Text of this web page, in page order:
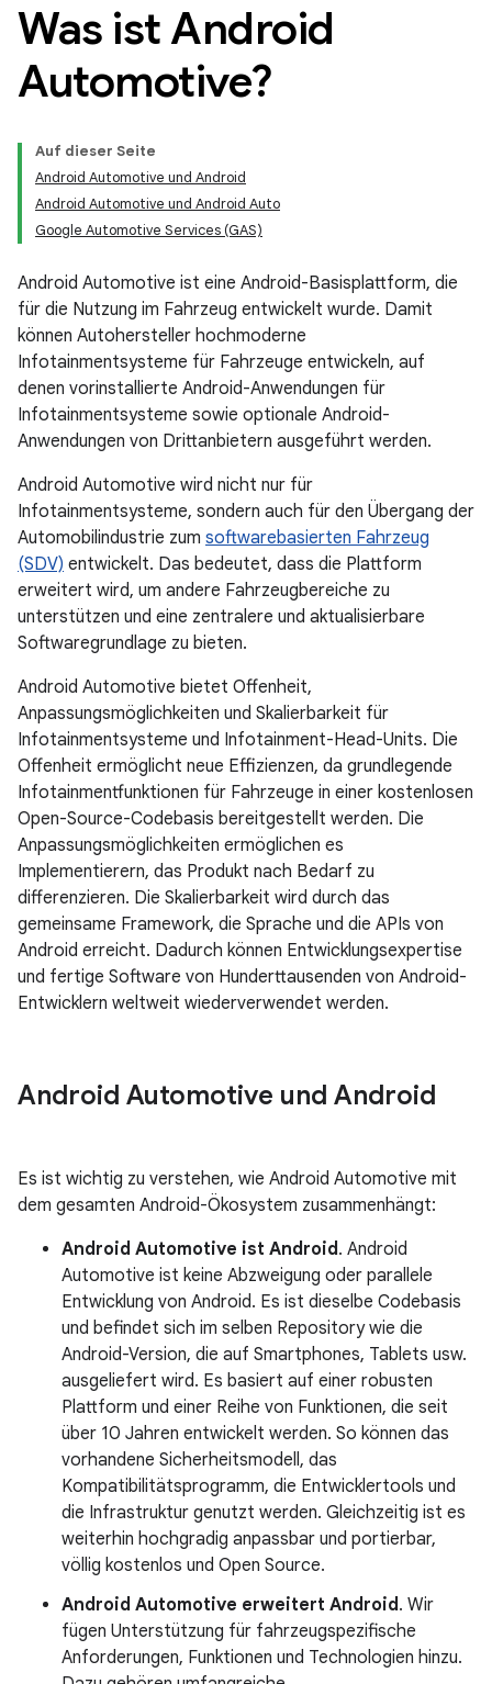
Was ist Android
Automotive?
Auf dieser Seite
Android Automotive und Android
Android Automotive und Android Auto
Google Automotive Services (GAS)
Android Automotive ist eine Android-Basisplattform, die
für die Nutzung im Fahrzeug entwickelt wurde. Damit
können Autohersteller hochmoderne
Infotainmentsysteme für Fahrzeuge entwickeln, auf
denen vorinstallierte Android-Anwendungen für
Infotainmentsysteme sowie optionale Android-
Anwendungen von Drittanbietern ausgeführt werden.
Android Automotive wird nicht nur für
Infotainmentsysteme, sondern auch für den Übergang der
Automobilindustrie zum softwarebasierten Fahrzeug
(SDV) entwickelt. Das bedeutet, dass die Plattform
erweitert wird, um andere Fahrzeugbereiche zu
unterstützen und eine zentralere und aktualisierbare
Softwaregrundlage zu bieten.
Android Automotive bietet Offenheit,
Anpassungsmöglichkeiten und Skalierbarkeit für
Infotainmentsysteme und Infotainment-Head-Units. Die
Offenheit ermöglicht neue Effizienzen, da grundlegende
Infotainmentfunktionen für Fahrzeuge in einer kostenlosen
Open-Source-Codebasis bereitgestellt werden. Die
Anpassungsmöglichkeiten ermöglichen es
Implementierern, das Produkt nach Bedarf zu
differenzieren. Die Skalierbarkeit wird durch das
gemeinsame Framework, die Sprache und die APIs von
Android erreicht. Dadurch können Entwicklungsexpertise
und fertige Software von Hunderttausenden von Android-
Entwicklern weltweit wiederverwendet werden.
Android Automotive und Android
Es ist wichtig zu verstehen, wie Android Automotive mit
dem gesamten Android-Ökosystem zusammenhängt:
Android Automotive ist Android. Android
Automotive ist keine Abzweigung oder parallele
Entwicklung von Android. Es ist dieselbe Codebasis
und befindet sich im selben Repository wie die
Android-Version, die auf Smartphones, Tablets usw.
ausgeliefert wird. Es basiert auf einer robusten
Plattform und einer Reihe von Funktionen, die seit
über 10 Jahren entwickelt werden. So können das
vorhandene Sicherheitsmodell, das
Kompatibilitätsprogramm, die Entwicklertools und
die Infrastruktur genutzt werden. Gleichzeitig ist es
weiterhin hochgradig anpassbar und portierbar,
völlig kostenlos und Open Source.
Android Automotive erweitert Android. Wir
fügen Unterstützung für fahrzeugspezifische
Anforderungen, Funktionen und Technologien hinzu.